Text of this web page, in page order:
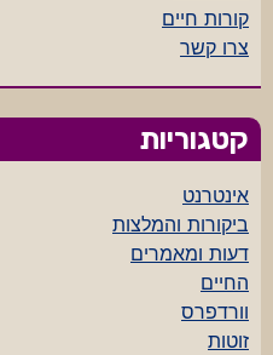
קורות חיים
צרו קשר
קטגוריות
אינטרנט
ביקורות והמלצות
דעות ומאמרים
החיים
וורדפרס
זוטות